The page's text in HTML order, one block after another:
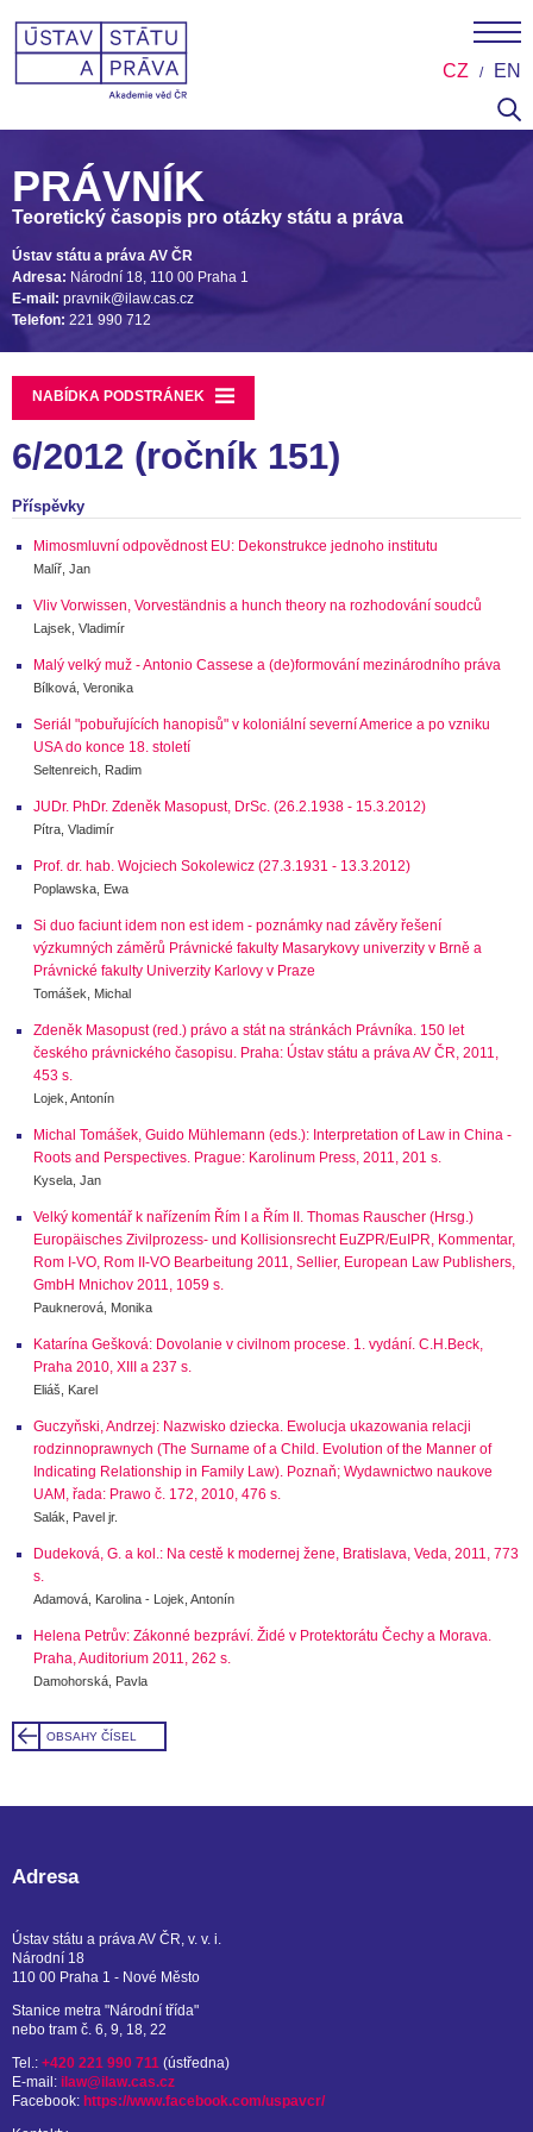
CZ EN
PRÁVNÍK
Teoretický časopis pro otázky státu a práva
Ústav státu a práva AV ČR
Adresa: Národní 18, 110 00 Praha 1
E-mail: pravnik@ilaw.cas.cz
Telefon: 221 990 712
NABÍDKA PODSTRÁNEK
6/2012 (ročník 151)
Příspěvky
Mimosmluvní odpovědnost EU: Dekonstrukce jednoho institutu
Malíř, Jan
Vliv Vorwissen, Vorveständnis a hunch theory na rozhodování soudců
Lajsek, Vladimír
Malý velký muž - Antonio Cassese a (de)formování mezinárodního práva
Bílková, Veronika
Seriál "pobuřujících hanopisů" v koloniální severní Americe a po vzniku
USA do konce 18. století
Seltenreich, Radim
JUDr. PhDr. Zdeněk Masopust, DrSc. (26.2.1938 - 15.3.2012)
Pítra, Vladimír
Prof. dr. hab. Wojciech Sokolewicz (27.3.1931 - 13.3.2012)
Poplawska, Ewa
Si duo faciunt idem non est idem - poznámky nad závěry řešení
výzkumných záměrů Právnické fakulty Masarykovy univerzity v Brně a
Právnické fakulty Univerzity Karlovy v Praze
Tomášek, Michal
Zdeněk Masopust (red.) právo a stát na stránkách Právníka. 150 let
českého právnického časopisu. Praha: Ústav státu a práva AV ČR, 2011,
453 s.
Lojek, Antonín
Michal Tomášek, Guido Mühlemann (eds.): Interpretation of Law in China -
Roots and Perspectives. Prague: Karolinum Press, 2011, 201 s.
Kysela, Jan
Velký komentář k nařízením Řím I a Řím II. Thomas Rauscher (Hrsg.)
Europäisches Zivilprozess- und Kollisionsrecht EuZPR/EuIPR, Kommentar,
Rom I-VO, Rom II-VO Bearbeitung 2011, Sellier, European Law Publishers,
GmbH Mnichov 2011, 1059 s.
Pauknerová, Monika
Katarína Gešková: Dovolanie v civilnom procese. 1. vydání. C.H.Beck,
Praha 2010, XIII a 237 s.
Eliáš, Karel
Guczyňski, Andrzej: Nazwisko dziecka. Ewolucja ukazowania relacji
rodzinnoprawnych (The Surname of a Child. Evolution of the Manner of
Indicating Relationship in Family Law). Poznaň; Wydawnictwo naukove
UAM, řada: Prawo č. 172, 2010, 476 s.
Salák, Pavel jr.
Dudeková, G. a kol.: Na cestě k modernej žene, Bratislava, Veda, 2011, 773
s.
Adamová, Karolina - Lojek, Antonín
Helena Petrův: Zákonné bezpráví. Židé v Protektorátu Čechy a Morava.
Praha, Auditorium 2011, 262 s.
Damohorská, Pavla
OBSAHY ČÍSEL
Adresa
Ústav státu a práva AV ČR, v. v. i.
Národní 18
110 00 Praha 1 - Nové Město
Stanice metra "Národní třída"
nebo tram č. 6, 9, 18, 22
Tel.: +420 221 990 711 (ústředna)
E-mail: ilaw@ilaw.cas.cz
Facebook: https://www.facebook.com/uspavcr/